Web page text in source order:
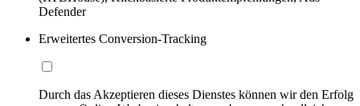
Defender
Erweitertes Conversion-Tracking
Durch das Akzeptieren dieses Dienstes können wir den Erfolg